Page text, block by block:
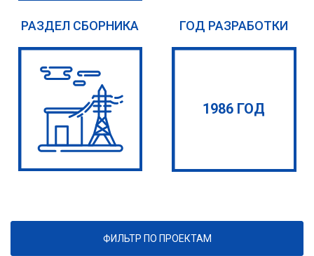
РАЗДЕЛ СБОРНИКА ГОД РАЗРАБОТКИ
1986 ГОД
ФИЛЬТР ПО ПРОЕКТАМ